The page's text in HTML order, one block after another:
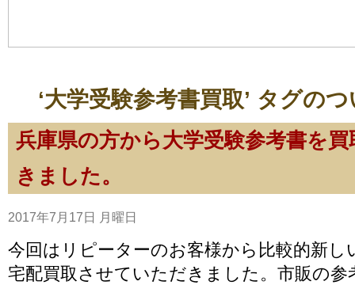
‘大学受験参考書買取’ タグの
兵庫県の方から大学受験参考書を
きました。
2017年7月17日 月曜日
今回はリピーターのお客様から比較的新し
宅配買取させていただきました。市販の